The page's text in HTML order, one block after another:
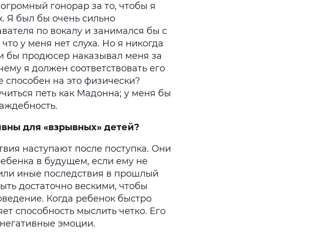
гонорар за то, чтобы я
Я был бы очень сильно
по вокалу и занимался бы с
у меня нет слуха. Но я никогда
бы продюсер наказывал меня за
я должен соответствовать его
на это физически?
петь как Мадонна; у меня бы
для «взрывных» детей?
наступают после поступка. Они
в будущем, если ему не
иные последствия в прошлый
достаточно вескими, чтобы
Когда ребенок быстро
способность мыслить четко. Его
эмоции.